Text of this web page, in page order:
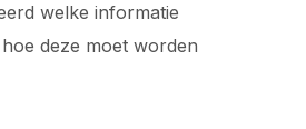
welke informatie
deze moet worden